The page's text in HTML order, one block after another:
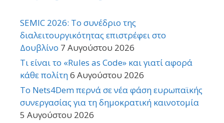
SEMIC 2026: Το συνέδριο της
διαλειτουργικότητας επιστρέφει στο
Δουβλίνο 7 Αυγούστου 2026
Τι είναι το «Rules as Code» και γιατί αφορά
κάθε πολίτη6 Αυγούστου 2026
Το Nets4Dem περνά σε νέα φάση ευρωπαϊκής
συνεργασίας για τη δημοκρατική καινοτομία
5 Αυγούστου 2026